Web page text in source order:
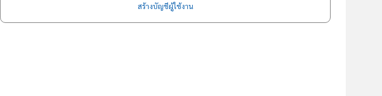
สร้างบัญชีผู้ใช้งาน